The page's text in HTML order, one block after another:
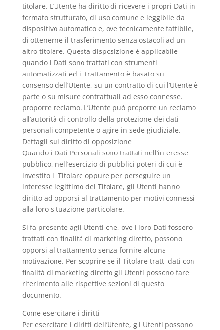
titolare. L’Utente ha diritto di ricevere i propri Dati in
formato strutturato, di uso comune e leggibile da
dispositivo automatico e, ove tecnicamente fattibile,
di ottenerne il trasferimento senza ostacoli ad un
altro titolare. Questa disposizione è applicabile
quando i Dati sono trattati con strumenti
automatizzati ed il trattamento è basato sul
consenso dell’Utente, su un contratto di cui l’Utente è
parte o su misure contrattuali ad esso connesse.
proporre reclamo. L’Utente può proporre un reclamo
all’autorità di controllo della protezione dei dati
personali competente o agire in sede giudiziale.
Dettagli sul diritto di opposizione
Quando i Dati Personali sono trattati nell’interesse
pubblico, nell’esercizio di pubblici poteri di cui è
investito il Titolare oppure per perseguire un
interesse legittimo del Titolare, gli Utenti hanno
diritto ad opporsi al trattamento per motivi connessi
alla loro situazione particolare.
Si fa presente agli Utenti che, ove i loro Dati fossero
trattati con finalità di marketing diretto, possono
opporsi al trattamento senza fornire alcuna
motivazione. Per scoprire se il Titolare tratti dati con
finalità di marketing diretto gli Utenti possono fare
riferimento alle rispettive sezioni di questo
documento.
Come esercitare i diritti
Per esercitare i diritti dell’Utente, gli Utenti possono